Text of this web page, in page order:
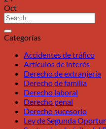
Oct
Categorías
Accidentes de tráfico
Artículos de interés
Derecho de extranjería
Derecho de familia
Derecho laboral
Derecho penal
Derecho sucesorio
Ley de Segunda